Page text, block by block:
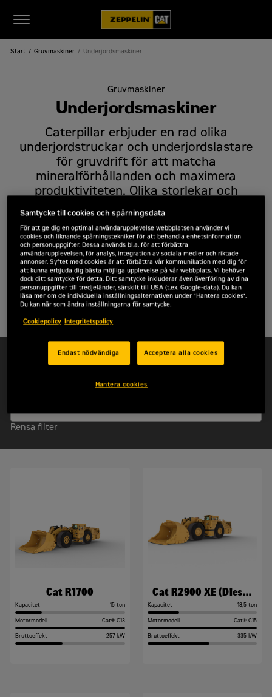
Start Gruvmaskiner Underjordsmaskiner
Gruvmaskiner
Underjordsmaskiner
Caterpillar erbjuder en rad olika
underjordstruckar och underjordslastare
för gruvdrift för att matcha
mineralförhållanden och maximera
produktiviteten. Olika storlekar och
tillval) finns tillgängliga för att uppfylla
dina specifika behov. Zeppelins
underjordslastare är en kraftfull och
pålitlig lösning för materialhantering i
gruvor och tunnlar!
Rensa filter
Cat R1700
Kapacitet 15 ton
Motormodell Cat® C13
Bruttoeffekt 257 kW
Cat R2900 XE (Diesel
Kapacitet 18,5 ton
Motormodell Cat® C15
Bruttoeffekt 335 kW
Samtycke till cookies och spårningsdata
För att ge dig en optimal användarupplevelse webbplatsen använder vi
cookies och liknande spårningstekniker för att behandla enhetsinformation
och personuppgifter. Dessa används bl.a. för att förbättra
användarupplevelsen, för analys, integration av sociala medier och riktade
annonser. Syftet med cookies är att förbättra vår kommunikation med dig för
att kunna erbjuda dig bästa möjliga upplevelse på vår webbplats. Vi behöver
dock ditt samtycke för detta. Ditt samtycke inkluderar även överföring av dina
personuppgifter till tredjeländer, särskilt till USA (t.ex. Google-data). Du kan
läsa mer om de individuella inställningsalternativen under "Hantera cookies".
Du kan när som ändra inställningarna för samtycke.
Cookiepolicy Integritetspolicy
Endast nödvändiga Acceptera alla cookies
Hantera cookies